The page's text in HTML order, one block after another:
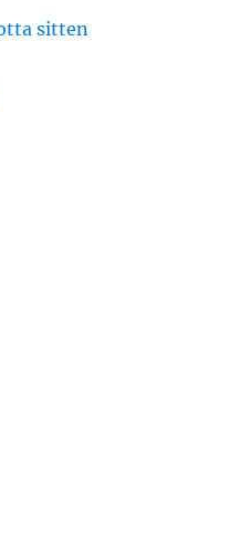
sitten